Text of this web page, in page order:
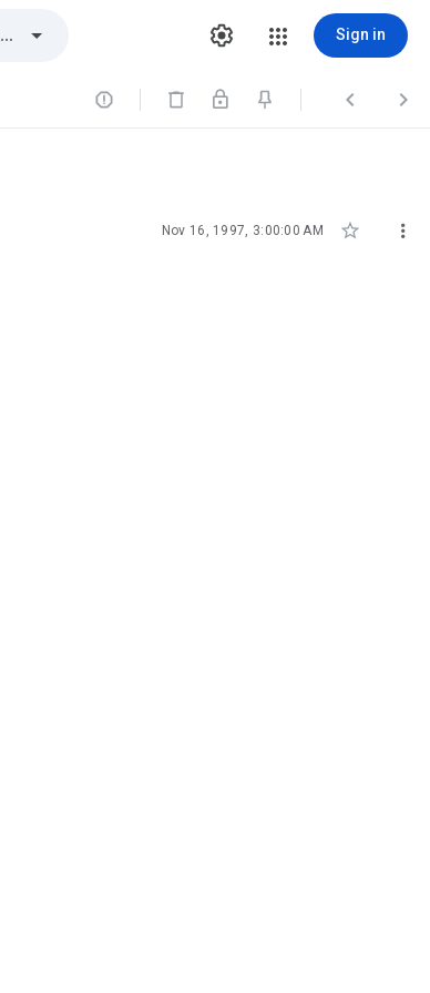
Sign in
  
Nov 16, 1997, 3:00:00 AM  